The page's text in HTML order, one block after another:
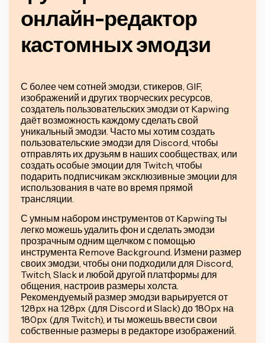
онлайн-редактор
кастомных эмодзи
С более чем сотней эмодзи, стикеров, GIF,
изображений и других творческих ресурсов,
создатель пользовательских эмодзи от Kapwing
даёт возможность каждому сделать свой
уникальный эмодзи. Часто мы хотим создать
пользовательские эмодзи для Discord, чтобы
отправлять их друзьям в наших сообществах, или
создать особые эмоции для Twitch, чтобы
подарить подписчикам эксклюзивные эмоции для
использования в чате во время прямой
трансляции.
С умным набором инструментов от Kapwing ты
легко можешь удалить фон и сделать эмодзи
прозрачным одним щелчком с помощью
инструмента Remove Background. Измени размер
своих эмодзи, чтобы они подходили для Discord,
Twitch, Slack и любой другой платформы для
общения, настроив размеры холста.
Рекомендуемый размер эмодзи варьируется от
128px на 128px (для Discord и Slack) до 180px на
180px (для Twitch), и ты можешь ввести свои
собственные размеры в редакторе изображений.